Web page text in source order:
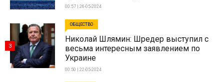
00:57 | 26-05-2024
ОБЩЕСТВО
Николай Шлямин: Шредер выступил с
весьма интересным заявлением по
Украине
00:50 | 22-05-2024
3